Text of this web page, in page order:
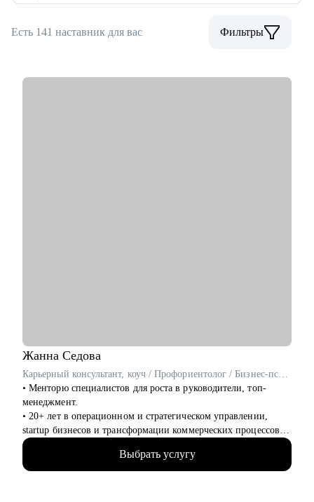
Есть 141 наставник для вас Фильтры
Жанна Седова
Карьерный консультант, коуч / Профориентолог / Бизнес-психолог
• Менторю специалистов для роста в руководители, топ-
менеджмент.
• 20+ лет в операционном и стратегическом управлении,
startup бизнесов и трансформации коммерческих процессов.
20+ лет в ролях Операционного, Коммерческого и
генерального директоров.
• Управленческий опыт в ведущих международных и
Выбрать услугу